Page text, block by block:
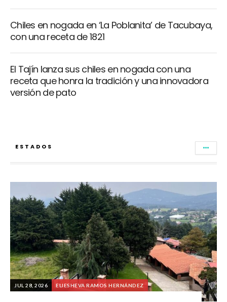
Chiles en nogada en ‘La Poblanita’ de Tacubaya,
con una receta de 1821
El Tajín lanza sus chiles en nogada con una
receta que honra la tradición y una innovadora
versión de pato
ESTADOS
JUL 28, 2026 ELIESHEVA RAMOS HERNÁNDEZ